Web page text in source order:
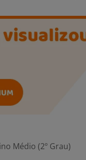
Médio (2º Grau)